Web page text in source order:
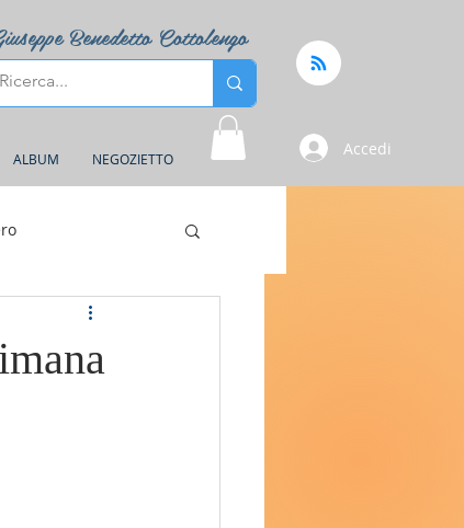
Benedetto Cottolengo
ALBUM NEGOZIETTO
Accedi